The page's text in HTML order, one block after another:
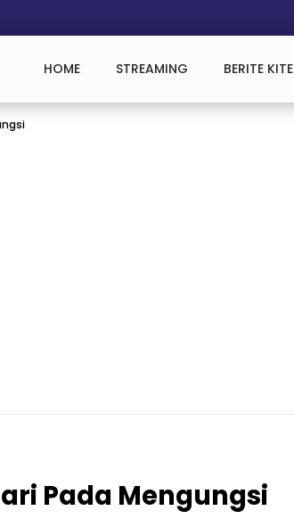
HOME STREAMING BERITE KITE
Pada Mengungsi